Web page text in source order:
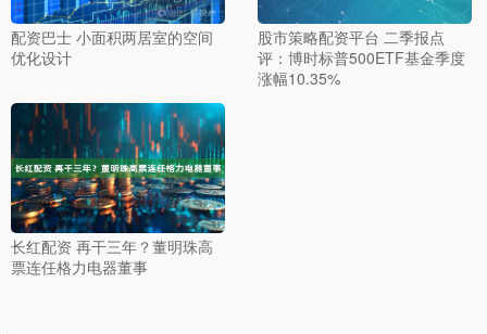
配资巴士 小面积两居室的空间
优化设计
股市策略配资平台 二季报点
评：博时标普500ETF基金季度
涨幅10.35%
长红配资 再干三年？董明珠高
票连任格力电器董事